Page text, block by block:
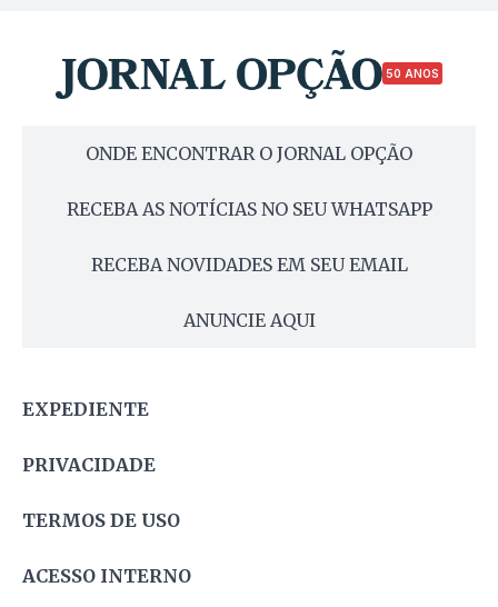
50 ANOS
ONDE ENCONTRAR O JORNAL OPÇÃO
RECEBA AS NOTÍCIAS NO SEU WHATSAPP
RECEBA NOVIDADES EM SEU EMAIL
ANUNCIE AQUI
EXPEDIENTE
PRIVACIDADE
TERMOS DE USO
ACESSO INTERNO